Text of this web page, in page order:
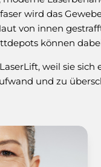
wird das
von innen
können
weil sie
und zu